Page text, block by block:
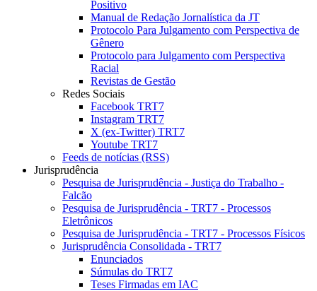
Positivo
Manual de Redação Jornalística da JT
Protocolo Para Julgamento com Perspectiva de
Gênero
Protocolo para Julgamento com Perspectiva
Racial
Revistas de Gestão
Redes Sociais
Facebook TRT7
Instagram TRT7
X (ex-Twitter) TRT7
Youtube TRT7
Feeds de notícias (RSS)
Jurisprudência
Pesquisa de Jurisprudência - Justiça do Trabalho -
Falcão
Pesquisa de Jurisprudência - TRT7 - Processos
Eletrônicos
Pesquisa de Jurisprudência - TRT7 - Processos Físicos
Jurisprudência Consolidada - TRT7
Enunciados
Súmulas do TRT7
Teses Firmadas em IAC